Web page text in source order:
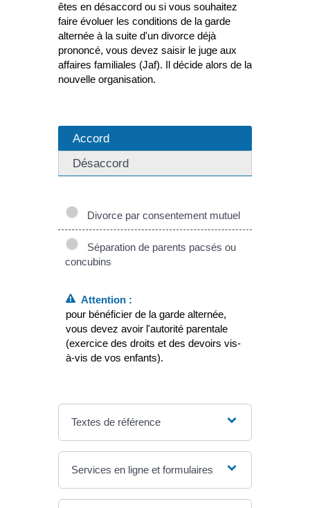
êtes en désaccord ou si vous souhaitez
faire évoluer les conditions de la garde
alternée à la suite d'un divorce déjà
prononcé, vous devez saisir le juge aux
affaires familiales (Jaf). Il décide alors de la
nouvelle organisation.
Accord
Désaccord
Divorce par consentement mutuel
Séparation de parents pacsés ou
concubins
Attention :
pour bénéficier de la garde alternée,
vous devez avoir l'autorité parentale
(exercice des droits et des devoirs vis-
à-vis de vos enfants).
Textes de référence
Services en ligne et formulaires